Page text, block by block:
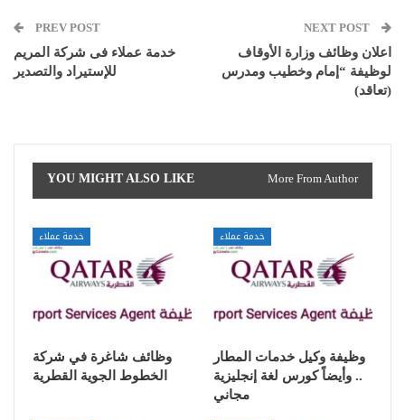
PREV POST
خدمة عملاء فى شركة المريم
للإستيراد والتصدير
NEXT POST
اعلان وظائف وزارة الأوقاف
لوظيفة “إمام وخطيب ومدرس
(تعاقد)
YOU MIGHT ALSO LIKE More From Author
خدمة عملاء
وظائف شاغرة في شركة
الخطوط الجوية القطرية
خدمة عملاء
وظيفة وكيل خدمات المطار
.. وأيضاً كورس لغة إنجليزية
مجاني